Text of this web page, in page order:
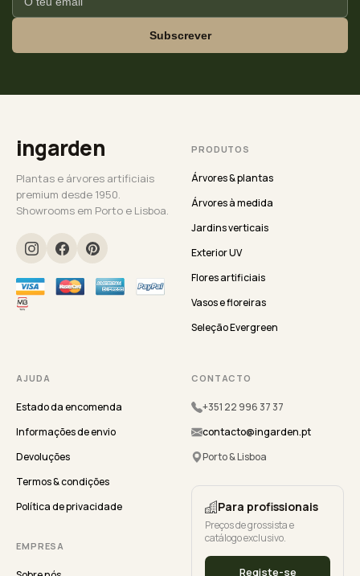
Subscrever
ingarden
Plantas e árvores artificiais
premium desde 1950.
Showrooms em Porto e Lisboa.
PRODUTOS
Árvores & plantas
Árvores à medida
Jardins verticais
Exterior UV
Flores artificiais
Vasos e floreiras
Seleção Evergreen
AJUDA
Estado da encomenda
Informações de envio
Devoluções
Termos & condições
Política de privacidade
EMPRESA
CONTACTO
+351 22 996 37 37
contacto@ingarden.pt
Porto & Lisboa
Para profissionais
Preços de grossista e
catálogo exclusivo.
Registe-se